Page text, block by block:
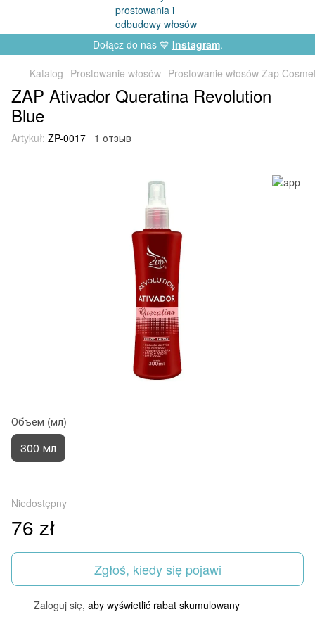
Dołącz do nas 💙 Instagram.
Katalog Prostowanie włosów Prostowanie włosów Zap
ZAP Ativador Queratina Revolution
Blue
Artykuł: ZP-0017 1 отзыв
Объем (мл)
300 мл
Niedostępny
76 zł
Zgłoś, kiedy się pojawi
Zaloguj się, aby wyświetlić rabat skumulowany